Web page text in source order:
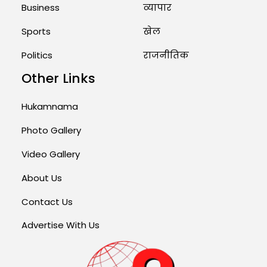
Business
Sports
Politics
व्यापार
खेल
राजनीतिक
Other Links
Hukamnama
Photo Gallery
Video Gallery
About Us
Contact Us
Advertise With Us